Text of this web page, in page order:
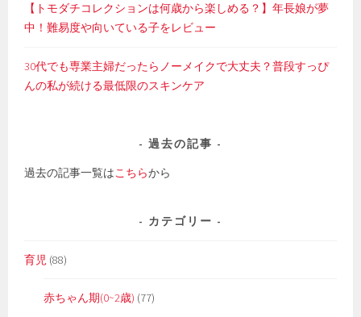
【トモダチコレクションは何歳から楽しめる？】年長娘が夢
中！難易度や向いている子をレビュー
30代でも専業主婦だったらノーメイクで大丈夫？普段すっぴ
んの私が続ける最低限のスキンケア
過去の記事
過去の記事一覧はこちらから
カテゴリー
育児 (88)
赤ちゃん期(0~2歳) (77)